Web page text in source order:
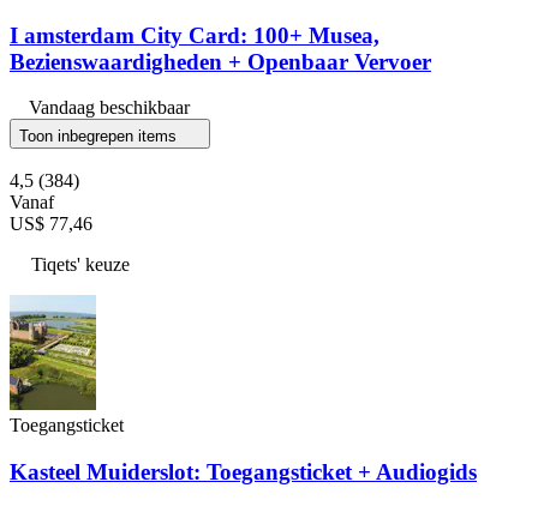
I amsterdam City Card: 100+ Musea,
Bezienswaardigheden + Openbaar Vervoer
Vandaag beschikbaar
Toon inbegrepen items
4,5 (384)
Vanaf
US$ 77,46
Tiqets' keuze
Toegangsticket
Kasteel Muiderslot: Toegangsticket + Audiogids